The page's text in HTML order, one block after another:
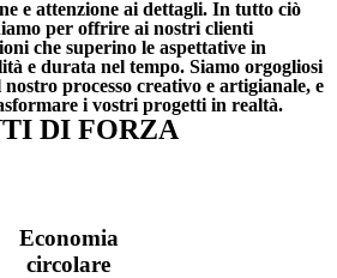
e attenzione ai dettagli. In tutto ciò
per offrire ai nostri clienti
che superino le aspettative in
e durata nel tempo. Siamo orgogliosi
processo creativo e artigianale, e
i vostri progetti in realtà.
DI FORZA
Economia
circolare